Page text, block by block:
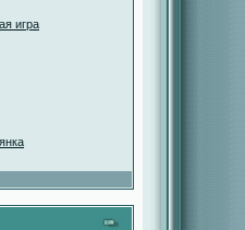
игра